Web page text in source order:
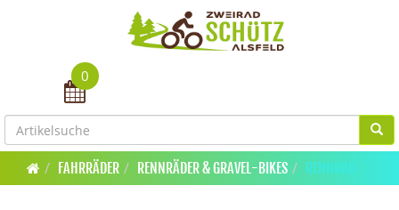
Toggle navigation
0
FAHRRÄDER RENNRÄDER & GRAVEL-BIKES RENNRAD